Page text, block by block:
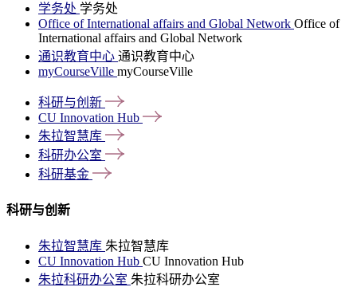
学务处 学务处
Office of International affairs and Global Network Office of
International affairs and Global Network
通识教育中心 通识教育中心
myCourseVille myCourseVille
科研与创新
CU Innovation Hub
朱拉智慧库
科研办公室
科研基金
科研与创新
朱拉智慧库 朱拉智慧库
CU Innovation Hub CU Innovation Hub
朱拉科研办公室 朱拉科研办公室